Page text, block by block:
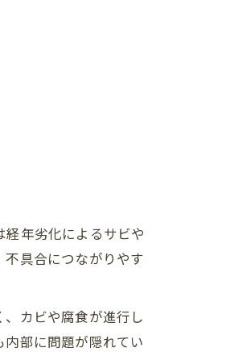
年劣化によるサビや
具合につながりやす
カビや腐食が進行し
部に問題が隠れてい